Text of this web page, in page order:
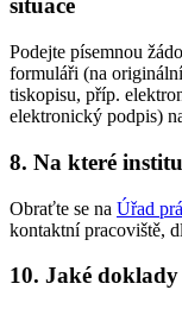
situace
Podejte písemnou
formuláři (na
tiskopisu, příp.
elektronický podpis)
8. Na které
Obraťte se na Úřad
kontaktní pracoviště,
10. Jaké